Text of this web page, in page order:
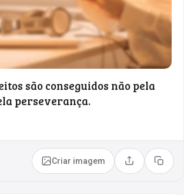
são conseguidos não pela
perseverança.
Criar imagem Compartilhar
Copiar